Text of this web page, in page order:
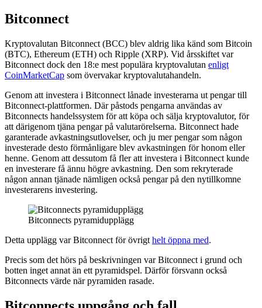
Bitconnect
Kryptovalutan Bitconnect (BCC) blev aldrig lika känd som Bitcoin
(BTC), Ethereum (ETH) och Ripple (XRP). Vid årsskiftet var
Bitconnect dock den 18:e mest populära kryptovalutan enligt
CoinMarketCap som övervakar kryptovalutahandeln.
Genom att investera i Bitconnect lånade investerarna ut pengar till
Bitconnect-plattformen. Där påstods pengarna användas av
Bitconnects handelssystem för att köpa och sälja kryptovalutor, för
att därigenom tjäna pengar på valutarörelserna. Bitconnect hade
garanterade avkastningsutlovelser, och ju mer pengar som någon
investerade desto förmånligare blev avkastningen för honom eller
henne. Genom att dessutom få fler att investera i Bitconnect kunde
en investerare få ännu högre avkastning. Den som rekryterade
någon annan tjänade nämligen också pengar på den nytillkomne
investerarens investering.
Bitconnects pyramidupplägg
Detta upplägg var Bitconnect för övrigt helt öppna med.
Precis som det hörs på beskrivningen var Bitconnect i grund och
botten inget annat än ett pyramidspel. Därför försvann också
Bitconnects värde när pyramiden rasade.